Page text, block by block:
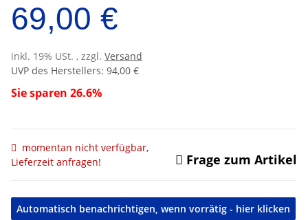
69,00 €
inkl. 19% USt. , zzgl. Versand
UVP des Herstellers: 94,00 €
Sie sparen 26.6%
momentan nicht verfügbar,
Lieferzeit anfragen!
Frage zum Artikel
Automatisch benachrichtigen, wenn vorrätig - hier klicken